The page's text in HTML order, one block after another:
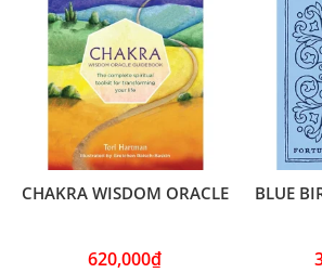
CHAKRA WISDOM ORACLE
620,000₫
BLUE